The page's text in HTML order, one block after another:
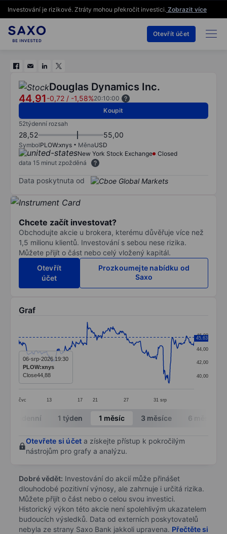
Investování je rizikové. Ztráty mohou překročit investici. Zobrazit více
Otevřít účet
Douglas Dynamics Inc.
44,91-0,72 / -1,58%20:10:00
Koupit
52týdenní rozsah
28,52 55,00
SymbolPLOW:xnys MěnaUSD
New York Stock Exchange
Closed
data 15 minut zpožděná
Data poskytnuta od
Chcete začít investovat?
Obchodujte akcie u brokera, kterému důvěřuje více než
1,5 milionu klientů. Investování s sebou nese rizika.
Můžete přijít o část nebo celý vložený kapitál.
Otevřít
účet
Prozkoumejte nabídku od
Saxo
Graf
Line chart with 295 data points.
The chart has 1 X axis displaying categories.
The chart has 1 Y axis displaying values. Data
čvc 13 17 21 27 31 srp
40,00
42,00
44,00
46,00
45,63
06-srp-2026 19:30
PLOW:xnys
Close44,88
End of interactive chart.
Intradenní 1 týden 1 měsíc 3 měsíce 6 měsíců
Otevřete si účet a získejte přístup k pokročilým
nástrojům pro grafy a analýzu.
Dobré vědět: Investování do akcií může přinášet
dlouhodobé pozitivní výnosy, ale zahrnuje i určitá rizika.
Můžete přijít o část nebo o celou svou investici.
Historický výkon této akcie není spolehlivým ukazatelem
budoucích výsledků. Data od externích poskytovatelů
nebyla ze strany Saxo Bank jakkoli upravena. Přečtěte si